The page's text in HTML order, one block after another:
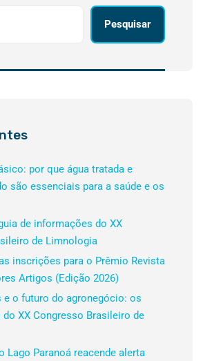
Pesquisar
por que água tratada e
são essenciais para a saúde e os
de informações do XX
de Limnologia
inscrições para o Prêmio Revista
Artigos (Edição 2026)
o futuro do agronegócio: os
XX Congresso Brasileiro de
Lago Paranoá reacende alerta